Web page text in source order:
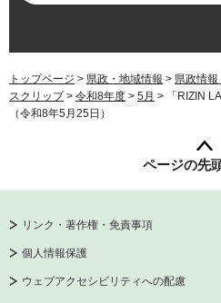
トップページ > 県政・地域情報 > 県政情報
スクリップ> 令和8年度 > 5月 > 「RIZIN
（令和8年5月25日）
ページの先
リンク・著作権・免責事項
個人情報保護
ウェブアクセシビリティへの配慮